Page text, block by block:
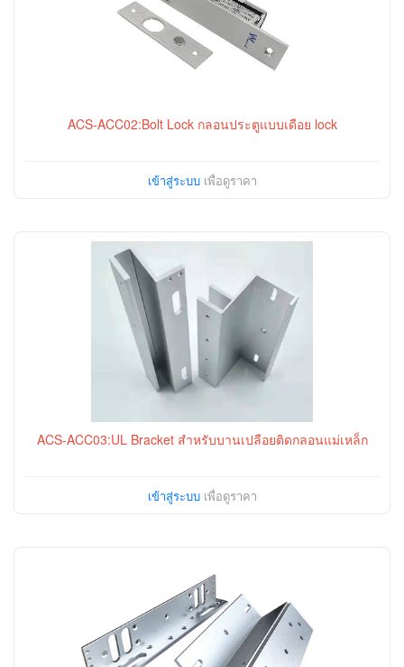
ACS-ACC02:Bolt Lock กลอนประตูแบบเดือย lock
เข้าสู่ระบบเพื่อดูราคา
ACS-ACC03:UL Bracket สำหรับบานเปลือยติดกลอนแม่เหล็ก
เข้าสู่ระบบเพื่อดูราคา